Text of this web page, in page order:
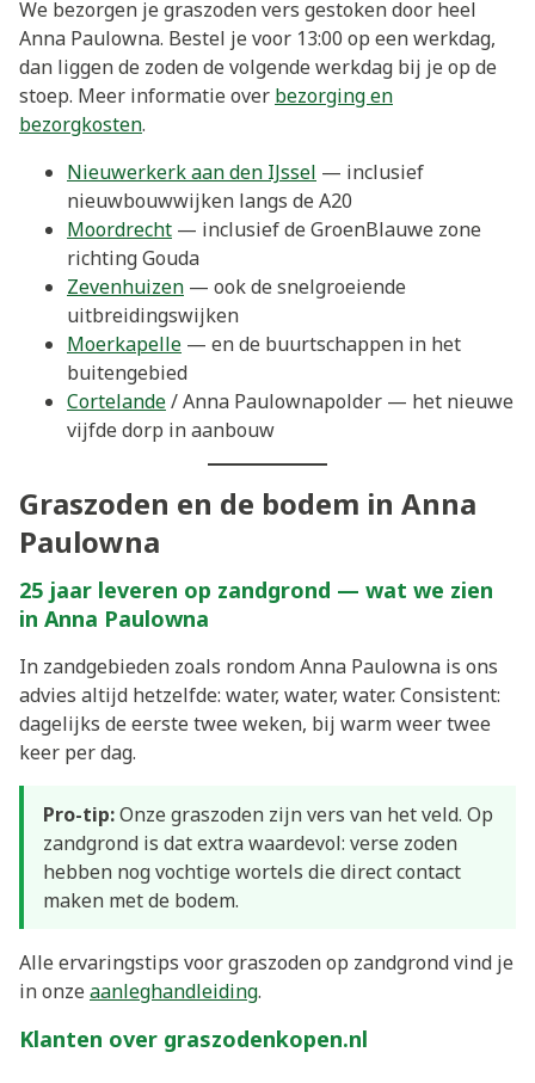
We bezorgen je graszoden vers gestoken door heel
Anna Paulowna. Bestel je voor 13:00 op een werkdag,
dan liggen de zoden de volgende werkdag bij je op de
stoep. Meer informatie over bezorging en
bezorgkosten.
Nieuwerkerk aan den IJssel — inclusief
nieuwbouwwijken langs de A20
Moordrecht — inclusief de GroenBlauwe zone
richting Gouda
Zevenhuizen — ook de snelgroeiende
uitbreidingswijken
Moerkapelle — en de buurtschappen in het
buitengebied
Cortelande/ Anna Paulownapolder — het nieuwe
vijfde dorp in aanbouw
Graszoden en de bodem in Anna
Paulowna
25 jaar leveren op zandgrond — wat we zien
in Anna Paulowna
In zandgebieden zoals rondom Anna Paulowna is ons
advies altijd hetzelfde: water, water, water. Consistent:
dagelijks de eerste twee weken, bij warm weer twee
keer per dag.
Pro-tip:Onze graszoden zijn vers van het veld. Op
zandgrond is dat extra waardevol: verse zoden
hebben nog vochtige wortels die direct contact
maken met de bodem.
Alle ervaringstips voor graszoden op zandgrond vind je
in onzeaanleghandleiding.
Klanten over graszodenkopen.nl